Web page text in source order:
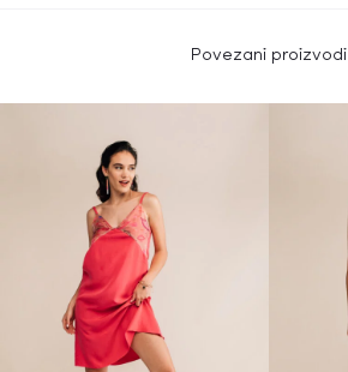
Povezani proizvodi